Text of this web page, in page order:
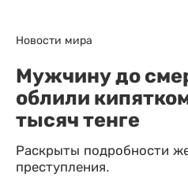
Новости мира
Мужчину до
облили
тысяч тенге
Раскрыты подробности
преступления.